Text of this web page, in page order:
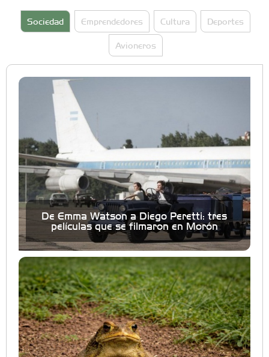
Sociedad Emprendedores Cultura Deportes
Avioneros
De Emma Watson a Diego Peretti: tres
películas que se filmaron en Morón